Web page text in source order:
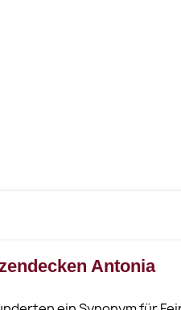
Antonia